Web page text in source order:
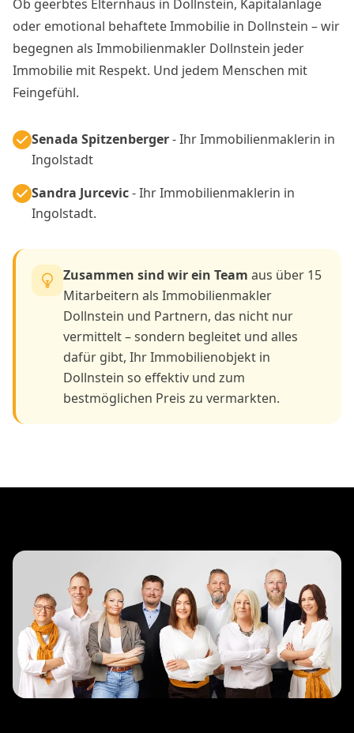
Ob geerbtes Elternhaus in Dollnstein, Kapitalanlage
oder emotional behaftete Immobilie in Dollnstein – wir
begegnen als Immobilienmakler Dollnstein jeder
Immobilie mit Respekt. Und jedem Menschen mit
Feingefühl.
Senada Spitzenberger- Ihr Immobilienmaklerin in
Ingolstadt
Sandra Jurcevic- Ihr Immobilienmaklerin in
Ingolstadt.
Zusammen sind wir ein Team aus über 15
Mitarbeitern als Immobilienmakler
Dollnstein und Partnern, das nicht nur
vermittelt – sondern begleitet und alles
dafür gibt, Ihr Immobilienobjekt in
Dollnstein so effektiv und zum
bestmöglichen Preis zu vermarkten.